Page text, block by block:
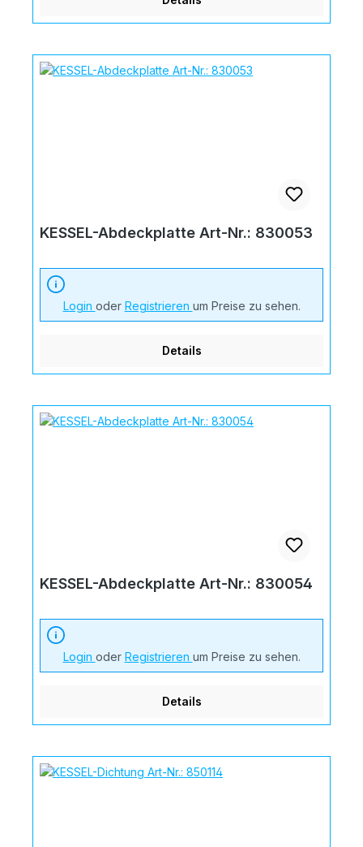
KESSEL-Abdeckplatte Art-Nr.: 830053
Login oder Registrieren um Preise zu sehen.
Details
KESSEL-Abdeckplatte Art-Nr.: 830054
Login oder Registrieren um Preise zu sehen.
Details